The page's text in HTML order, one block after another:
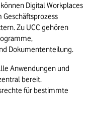
können Digital Workplaces
Zu UCC gehören
Dokumententeilung.
Anwendungen und
bereit.
für bestimmte